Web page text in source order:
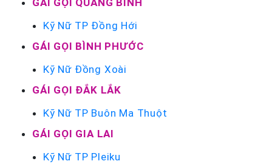
Kỹ Nữ TP Đồng Hới
GÁI GỌI BÌNH PHƯỚC
Kỹ Nữ Đồng Xoài
GÁI GỌI ĐẮK LẮK
Kỹ Nữ TP Buôn Ma Thuột
GÁI GỌI GIA LAI
Kỹ Nữ TP Pleiku